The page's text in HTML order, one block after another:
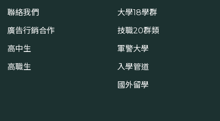
聯絡我們
廣告行銷合作
高中生
高職生
大學18學群
技職20群類
軍警大學
入學管道
國外留學